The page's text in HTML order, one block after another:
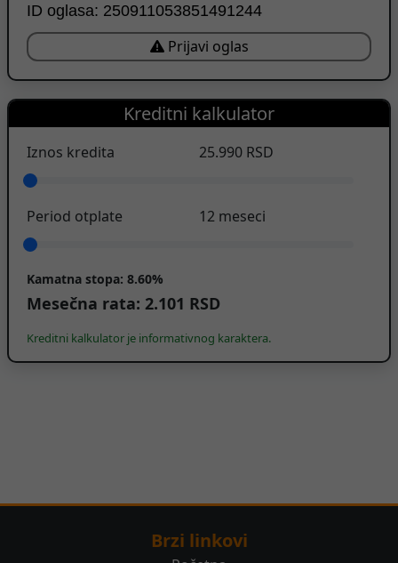
ID oglasa: 250911053851491244
Prijavi oglas
Kreditni kalkulator
Iznos kredita 25.990 RSD
Period otplate 12 meseci
Kamatna stopa: 8.60%
Mesečna rata: 2.101 RSD
Kreditni kalkulator je informativnog karaktera.
Brzi linkovi